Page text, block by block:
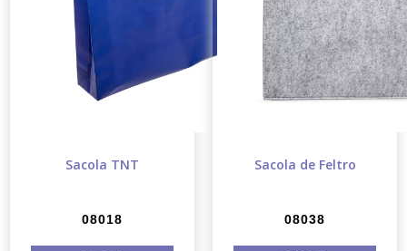
Sacola TNT
08018
Sacola de Feltro
08038